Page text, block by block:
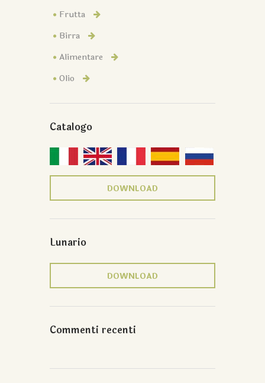
Frutta
Birra
Alimentare
Olio
Catalogo
DOWNLOAD
Lunario
DOWNLOAD
Commenti recenti